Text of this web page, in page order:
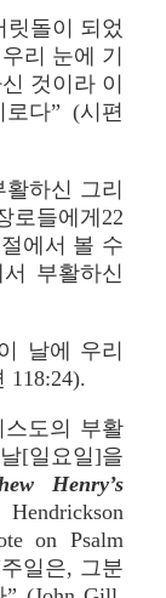
릿돌이 되었
리 눈에 기
것이라 이
다” (시편
하신 그리
로들에게22
에서 볼 수
부활하신
날에 우리
118:24).
스도의 부활
[일요일]을
Henry’s
Hendrickson
on Psalm
일은, 그분